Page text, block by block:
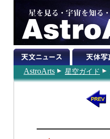
AstroArts 星空ガイド